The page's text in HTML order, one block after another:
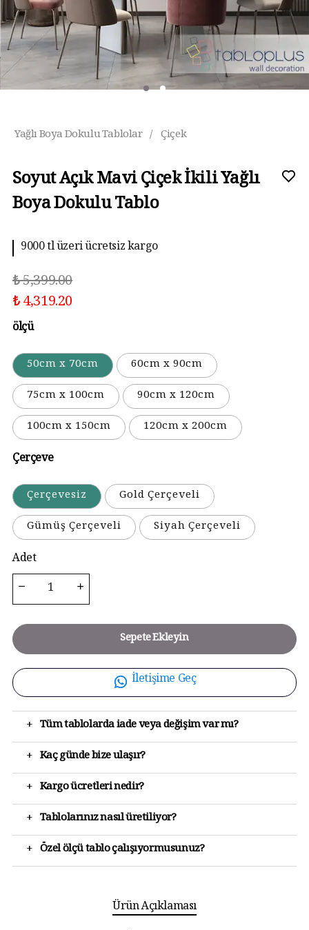
Yağlı Boya Dokulu Tablolar / Çiçek
Soyut Açık Mavi Çiçek İkili Yağlı
Boya Dokulu Tablo
9000 tl üzeri ücretsiz kargo
₺ 5,399.00
₺ 4,319.20
ölçü
50cm x 70cm
60cm x 90cm
75cm x 100cm
90cm x 120cm
100cm x 150cm
120cm x 200cm
Çerçeve
Çerçevesiz
Gold Çerçeveli
Gümüş Çerçeveli
Siyah Çerçeveli
Adet
Sepete Ekleyin
İletişime Geç
+ Tüm tablolarda iade veya değişim var mı?
+ Kaç günde bize ulaşır?
+ Kargo ücretleri nedir?
+ Tablolarınız nasıl üretiliyor?
+ Özel ölçü tablo çalışıyormusunuz?
Ürün Açıklaması